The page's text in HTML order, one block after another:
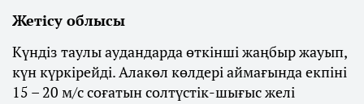
Жетісу облысы
Күндіз таулы аудандарда өткінші жаңбыр жауып,
күн күркірейді. Алакөл көлдері аймағында екпіні
15 – 20 м/с соғатын солтүстік-шығыс желі